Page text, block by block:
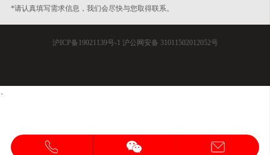
*请认真填写需求信息，我们会尽快与您取得联系。
沪ICP备19021139号-1 沪公网安备 31011502012052号
、